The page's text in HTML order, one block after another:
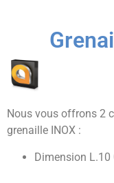
Nous vous offrons 2
grenaille INOX :
Dimension